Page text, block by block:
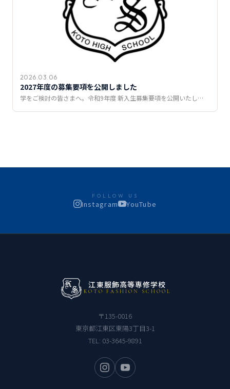
2026.03.06
2027年度の募集要項を公開しました
学をご検討の皆さまへ。令和9年度 新入生募集要項を公開いたし…
FOLLOW US
Instagram YouTube
江東服飾高等専修学校
KOTO FASHION SCHOOL
〒135-0016
東京都江東区東陽3丁目3-1
TEL: 03-3645-9891